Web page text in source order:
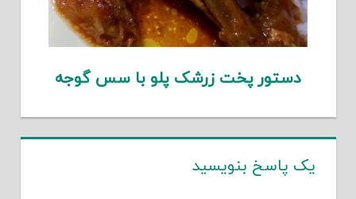
دستور پخت زرشک پلو با سس گوجه
یک پاسخ بنویسید